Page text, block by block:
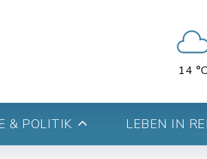
14 °C
& POLITIK LEBEN IN